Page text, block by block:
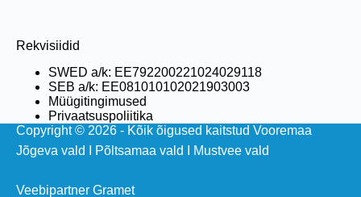
Rekvisiidid
SWED a/k: EE792200221024029118
SEB a/k: EE081010102021903003
Müügitingimused
Privaatsuspoliitika
Copyright © 2026 - Kõik õigused kaitstud Vooremaa
Jõgeva vald
Põltsamaa vald Mustvee vald
Veebipartner Gramet